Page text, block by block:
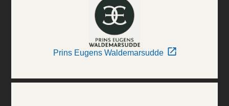
Prins Eugens Waldemarsudde